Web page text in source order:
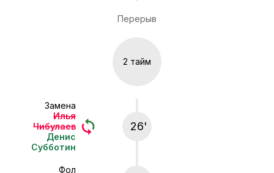
Перерыв
2 тайм
Замена
Илья
Чибулаев
Денис
Субботин
26'
Фол